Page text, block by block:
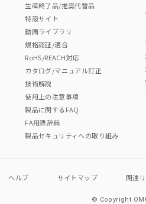
生産終了品/推奨代替品
特設サイト
動画ライブラリ
規格認証/適合
RoHS/REACH対応
カタログ/マニュアル訂正
技術解説
使用上の注意事項
製品に関するFAQ
FA用語辞典
製品セキュリティへの取り組み
ヘルプ サイトマップ 関連
© Copyright